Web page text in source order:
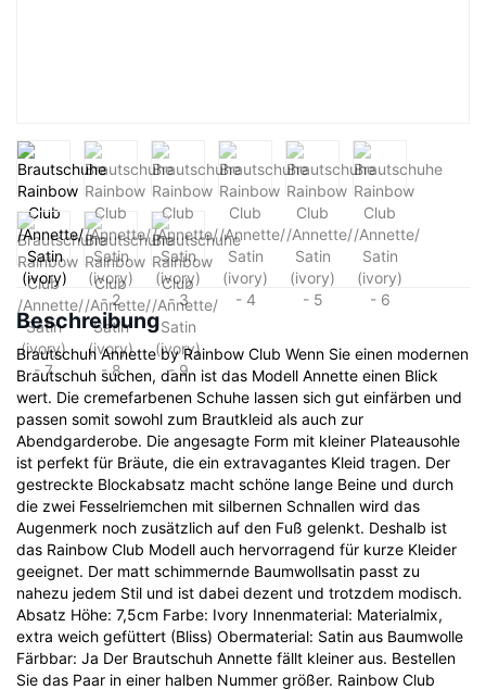
Beschreibung
Brautschuh Annette by Rainbow Club Wenn Sie einen modernen
Brautschuh suchen, dann ist das Modell Annette einen Blick
wert. Die cremefarbenen Schuhe lassen sich gut einfärben und
passen somit sowohl zum Brautkleid als auch zur
Abendgarderobe. Die angesagte Form mit kleiner Plateausohle
ist perfekt für Bräute, die ein extravagantes Kleid tragen. Der
gestreckte Blockabsatz macht schöne lange Beine und durch
die zwei Fesselriemchen mit silbernen Schnallen wird das
Augenmerk noch zusätzlich auf den Fuß gelenkt. Deshalb ist
das Rainbow Club Modell auch hervorragend für kurze Kleider
geeignet. Der matt schimmernde Baumwollsatin passt zu
nahezu jedem Stil und ist dabei dezent und trotzdem modisch.
Absatz Höhe: 7,5cm Farbe: Ivory Innenmaterial: Materialmix,
extra weich gefüttert (Bliss) Obermaterial: Satin aus Baumwolle
Färbbar: Ja Der Brautschuh Annette fällt kleiner aus. Bestellen
Sie das Paar in einer halben Nummer größer. Rainbow Club